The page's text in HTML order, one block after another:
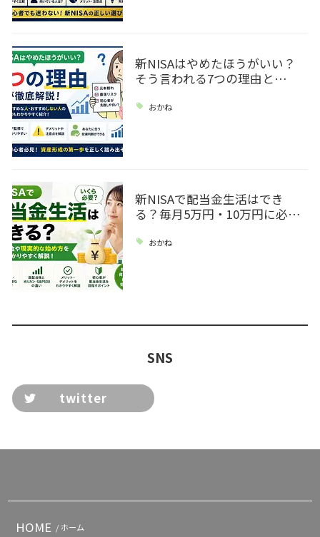
新NISAはやめたほうがいい？
そう言われる7つの理由と…
おかね
新NISAで配当金生活はでき
る？毎月5万円・10万円に必…
おかね
SNS
twitter
HOME / ホーム